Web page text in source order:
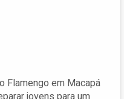
Flamengo em Macapá
jovens para um